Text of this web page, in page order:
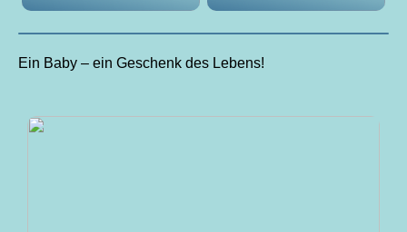
Ein Baby – ein Geschenk des Lebens!